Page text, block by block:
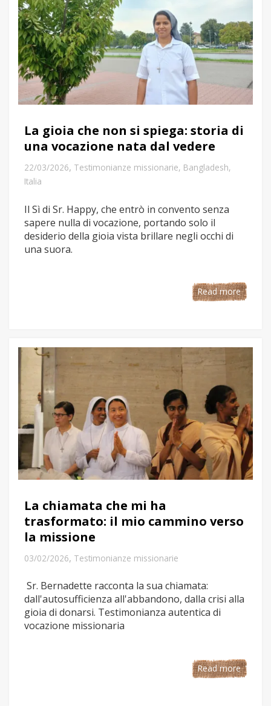
La gioia che non si spiega: storia di
una vocazione nata dal vedere
22/03/2026, Testimonianze missionarie, Bangladesh,
Italia
Il Sì di Sr. Happy, che entrò in convento senza
sapere nulla di vocazione, portando solo il
desiderio della gioia vista brillare negli occhi di
una suora.
Read more
La chiamata che mi ha
trasformato: il mio cammino verso
la missione
03/02/2026, Testimonianze missionarie
Sr. Bernadette racconta la sua chiamata:
dall'autosufficienza all'abbandono, dalla crisi alla
gioia di donarsi. Testimonianza autentica di
vocazione missionaria
Read more